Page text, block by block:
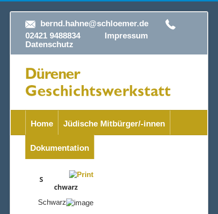
bernd.hahne@schloemer.de
02421 9488834 Impressum
Datenschutz
Home Jüdische Mitbürger/-innen
Dokumentation
S
chwarz
Schwarz